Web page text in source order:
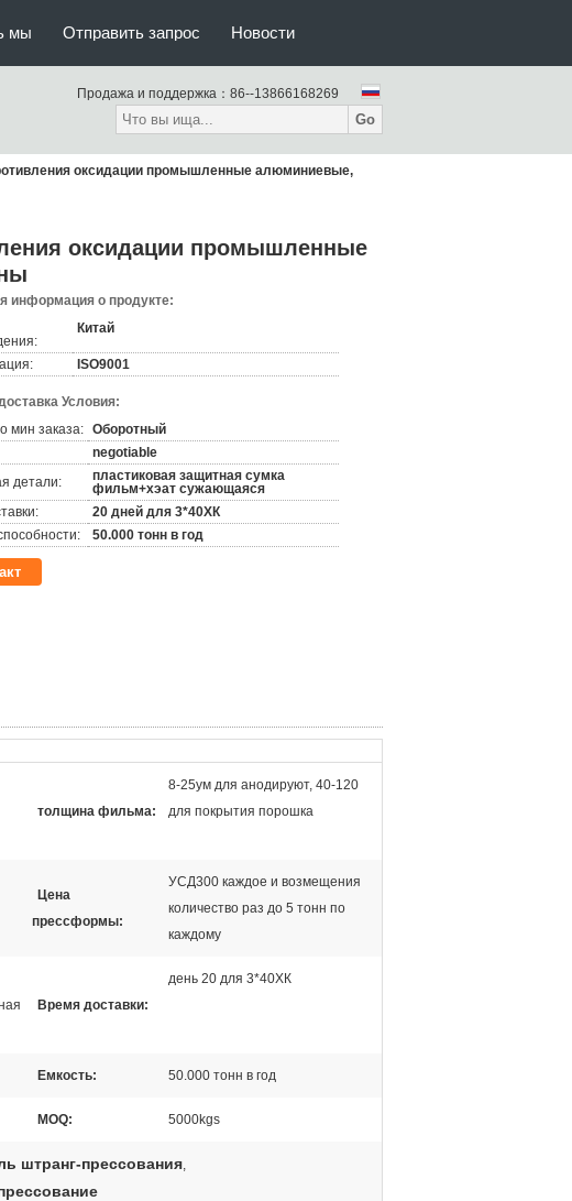
мы Отправить запрос Новости
Продажа и поддержка： 86--13866168269
Go
оксидации промышленные алюминиевые,
оксидации промышленные
информация о продукте:
Китай
ISO9001
Условия:
мин заказа: Оборотный
negotiable
детали:
пластиковая защитная сумка
фильм+хэат сужающаяся
20 дней для 3*40ХК
50.000 тонн в год
толщина фильма:
8-25ум для анодируют, 40-120
для покрытия порошка
Цена
прессформы:
УСД300 каждое и возмещения
количество раз до 5 тонн по
каждому
Время доставки:
день 20 для 3*40ХК
Емкость: 50.000 тонн в год
MOQ: 5000kgs
штранг-прессования,